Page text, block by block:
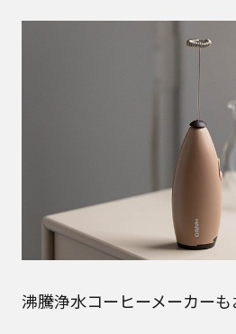
沸騰浄水コーヒーメーカーも